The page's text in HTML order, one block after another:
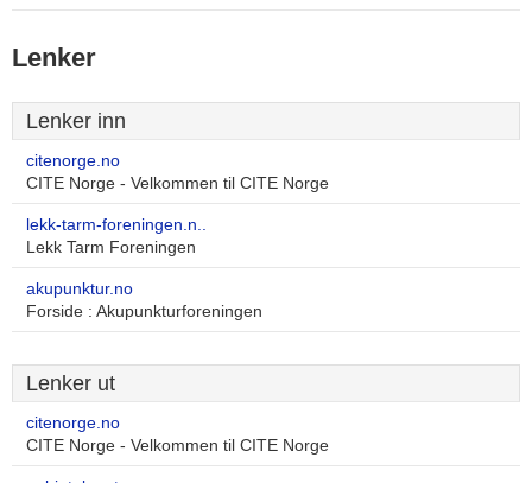
Lenker
Lenker inn
citenorge.no
CITE Norge - Velkommen til CITE Norge
lekk-tarm-foreningen.n..
Lekk Tarm Foreningen
akupunktur.no
Forside : Akupunkturforeningen
Lenker ut
citenorge.no
CITE Norge - Velkommen til CITE Norge